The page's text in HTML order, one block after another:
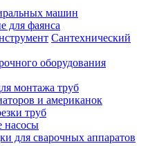
машин
для фаянса
Сантехнический
оборудования
монтажа труб
и американок
труб
насосы
для сварочных аппаратов